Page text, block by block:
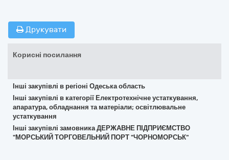
Друкувати
Корисні посилання
Інші закупівлі в регіоні Одеська область
Інші закупівлі в категорії Електротехнічне устаткування,
апаратура, обладнання та матеріали; освітлювальне
устаткування
Інші закупівлі замовника ДЕРЖАВНЕ ПІДПРИЄМСТВО
"МОРСЬКИЙ ТОРГОВЕЛЬНИЙ ПОРТ "ЧОРНОМОРСЬК"